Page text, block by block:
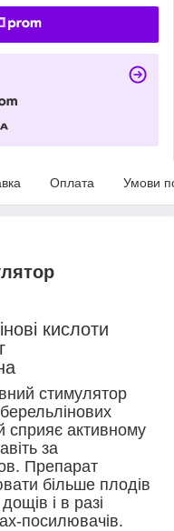
Оплата Умови
кислоти
стимулятор
сприяє активному
за
Препарат
більше плодів
і в разі
посилювачів.